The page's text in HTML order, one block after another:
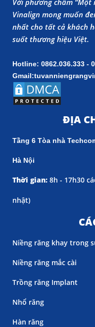
Vinalign mong muốn
nhất cho tất cả khách
suốt thương hiệu Việt.
Hotline: 0862.036.333 -
ĐỊA
Tầng 6 Tòa nhà
Hà Nội
Thời gian: 8h - 17h30
nhật)
Niềng răng khay trong
Niềng răng mắc cài
Trồng răng Implant
Nhổ răng
Hàn răng